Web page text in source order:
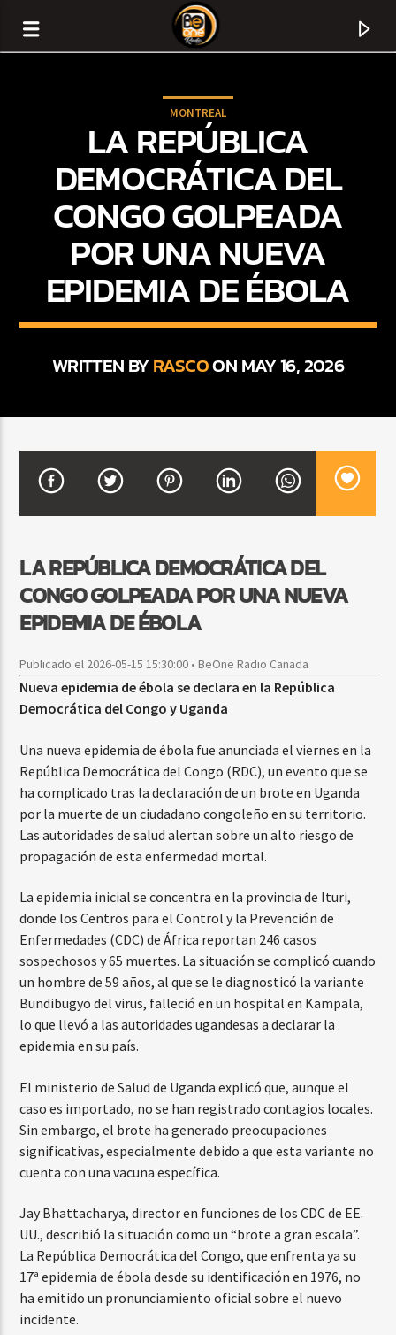
TITLE
CURRENT SHOW
DJ MIX
12:00 AM 2:00 AM
Beone Radio
MONTREAL
LA REPÚBLICA
DEMOCRÁTICA DEL
CONGO GOLPEADA
POR UNA NUEVA
EPIDEMIA DE ÉBOLA
WRITTEN BYRASCOON MAY 16, 2026
LA REPÚBLICA DEMOCRÁTICA DEL
CONGO GOLPEADA POR UNA NUEVA
EPIDEMIA DE ÉBOLA
Publicado el 2026-05-15 15:30:00 • BeOne Radio Canada
Nueva epidemia de ébola se declara en la República
Democrática del Congo y Uganda
Una nueva epidemia de ébola fue anunciada el viernes en la
República Democrática del Congo (RDC), un evento que se
ha complicado tras la declaración de un brote en Uganda
por la muerte de un ciudadano congoleño en su territorio.
Las autoridades de salud alertan sobre un alto riesgo de
propagación de esta enfermedad mortal.
La epidemia inicial se concentra en la provincia de Ituri,
donde los Centros para el Control y la Prevención de
Enfermedades (CDC) de África reportan 246 casos
sospechosos y 65 muertes. La situación se complicó cuando
un hombre de 59 años, al que se le diagnosticó la variante
Bundibugyo del virus, falleció en un hospital en Kampala,
lo que llevó a las autoridades ugandesas a declarar la
epidemia en su país.
El ministerio de Salud de Uganda explicó que, aunque el
caso es importado, no se han registrado contagios locales.
Sin embargo, el brote ha generado preocupaciones
significativas, especialmente debido a que esta variante no
cuenta con una vacuna específica.
Jay Bhattacharya, director en funciones de los CDC de EE.
UU., describió la situación como un “brote a gran escala”.
La República Democrática del Congo, que enfrenta ya su
17ª epidemia de ébola desde su identificación en 1976, no
ha emitido un pronunciamiento oficial sobre el nuevo
incidente.